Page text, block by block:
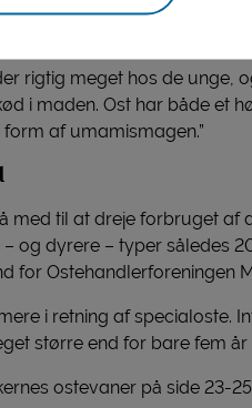
med at bruge mere
rigtig meget hos de unge,
i maden. Ost har både et
af umamismagen.”
med til at dreje forbruget af
og dyrere – typer således
for Ostehandlerforeningen
i retning af specialoste.
større end for bare fem år
ostevaner på side 23-